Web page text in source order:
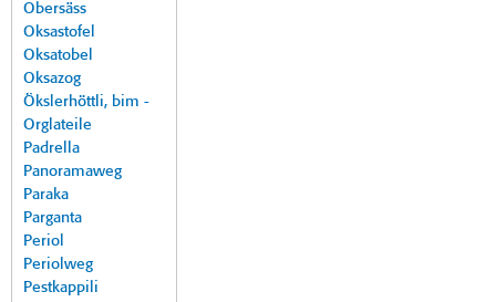
Obersäss
Oksastofel
Oksatobel
Oksazog
Ökslerhöttli, bim -
Orglateile
Padrella
Panoramaweg
Paraka
Parganta
Periol
Periolweg
Pestkappili